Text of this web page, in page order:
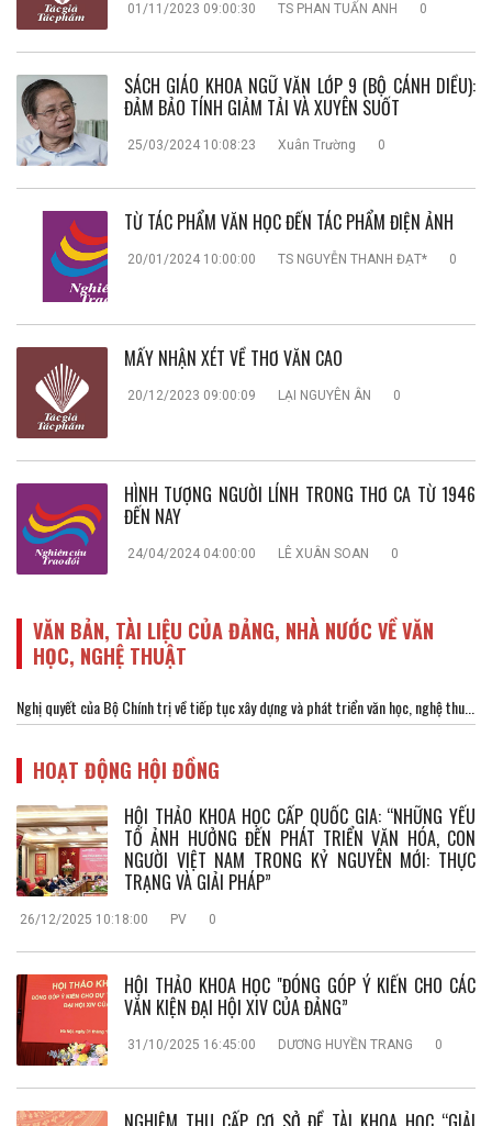
01/11/2023 09:00:30 TS PHAN TUẤN ANH 0
SÁCH GIÁO KHOA NGỮ VĂN LỚP 9 (BỘ CÁNH DIỀU):
ĐẢM BẢO TÍNH GIẢM TẢI VÀ XUYÊN SUỐT
25/03/2024 10:08:23 Xuân Trường 0
TỪ TÁC PHẨM VĂN HỌC ĐẾN TÁC PHẨM ĐIỆN ẢNH
20/01/2024 10:00:00 TS NGUYỄN THANH ĐẠT* 0
MẤY NHẬN XÉT VỀ THƠ VĂN CAO
20/12/2023 09:00:09 LẠI NGUYÊN ÂN 0
HÌNH TƯỢNG NGƯỜI LÍNH TRONG THƠ CA TỪ 1946
ĐẾN NAY
24/04/2024 04:00:00 LÊ XUÂN SOAN 0
VĂN BẢN, TÀI LIỆU CỦA ĐẢNG, NHÀ NƯỚC VỀ VĂN
HỌC, NGHỆ THUẬT
Nghị quyết của Bộ Chính trị về tiếp tục xây dựng và phát triển văn học, nghệ thu...
HOẠT ĐỘNG HỘI ĐỒNG
HỘI THẢO KHOA HỌC CẤP QUỐC GIA: “NHỮNG YẾU
TỐ ẢNH HƯỞNG ĐẾN PHÁT TRIỂN VĂN HÓA, CON
NGƯỜI VIỆT NAM TRONG KỶ NGUYÊN MỚI: THỰC
TRẠNG VÀ GIẢI PHÁP”
26/12/2025 10:18:00 PV 0
HỘI THẢO KHOA HỌC "ĐÓNG GÓP Ý KIẾN CHO CÁC
VĂN KIỆN ĐẠI HỘI XIV CỦA ĐẢNG”
31/10/2025 16:45:00 DƯƠNG HUYỀN TRANG 0